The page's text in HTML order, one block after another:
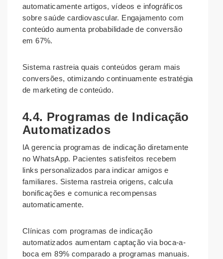
automaticamente artigos, vídeos e infográficos
sobre saúde cardiovascular. Engajamento com
conteúdo aumenta probabilidade de conversão
em 67%.
Sistema rastreia quais conteúdos geram mais
conversões, otimizando continuamente estratégia
de marketing de conteúdo.
4.4. Programas de Indicação
Automatizados
IA gerencia programas de indicação diretamente
no WhatsApp. Pacientes satisfeitos recebem
links personalizados para indicar amigos e
familiares. Sistema rastreia origens, calcula
bonificações e comunica recompensas
automaticamente.
Clínicas com programas de indicação
automatizados aumentam captação via boca-a-
boca em 89% comparado a programas manuais.